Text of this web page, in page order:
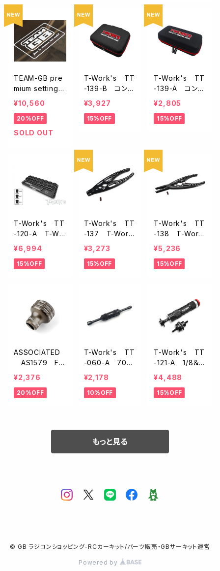
TEAM-GB pre
mium setting b
oard 右下GBロ
ゴ入り TEAMG
B-MS2
¥10,560
20%OFF
SOLD OUT
T-Work's TT
-139-B コンパ
クトハードパー
ツバッグ・V2
¥3,927
15%OFF
T-Work's TT
-139-A コンパ
クトハードツー
ルケースV2（S）
¥2,805
15%OFF
T-Work's TT
-120-A T-Wo
rk'sツールスタ
ンド
¥6,994
15%OFF
T-Work's TT
-137 T-Work
s マルチパーパ
スプライヤー
¥3,273
15%OFF
T-Work's TT
-138 T-Work
s プレシジョンシ
ョックプライヤー
¥5,236
15%OFF
ASSOCIATED
AS1579 FT
ボールカップレ
ンチ
¥2,376
20%OFF
T-Work's TT
-060-A 7075
アルミ製2WAY
ナットレンチ【5.
5/7.0mm】
¥2,178
10%OFF
T-Work's TT
-121-A 1/8＆1/
10タイヤ用バラ
ンサーツール
¥4,488
15%OFF
もっと見る
© GB ラジコンショッピング-RCカーキット/パーツ販売・GBサーキット運営
Powered by